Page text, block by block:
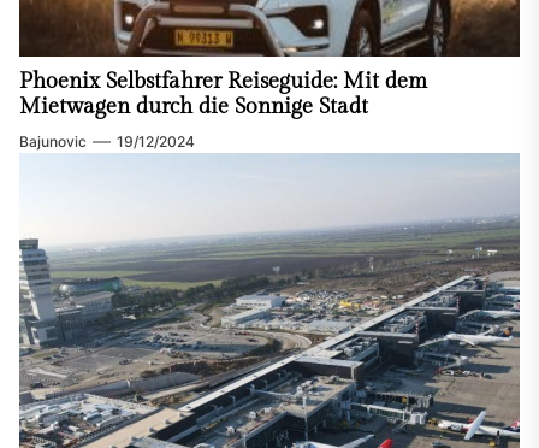
Phoenix Selbstfahrer Reiseguide: Mit dem
Mietwagen durch die Sonnige Stadt
Bajunovic 19/12/2024